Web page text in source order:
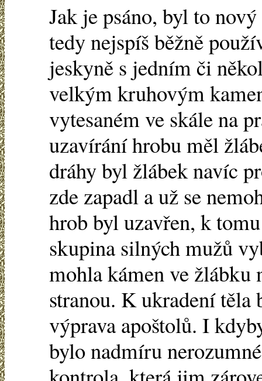
Jak je psáno, byl to
tedy nejspíš běžně
jeskyně s jedním či
velkým kruhovým
vytesaném ve skále na
uzavírání hrobu měl
dráhy byl žlábek navíc
zde zapadl a už se
hrob byl uzavřen, k
skupina silných mužů
mohla kámen ve žlábku
stranou. K ukradení těla
výprava apoštolů. I
bylo nadmíru